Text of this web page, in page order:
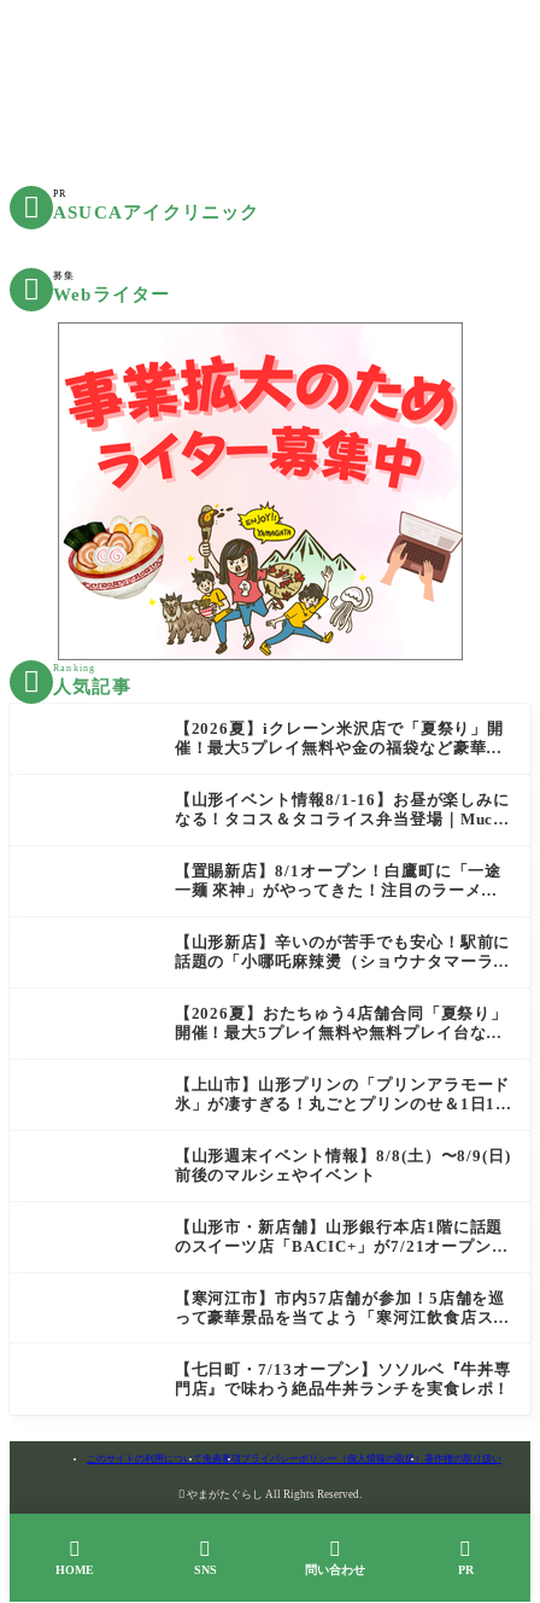
 PR
ASUCAアイクリニック
 募集
Webライター
 Ranking
人気記事
【2026夏】iクレーン米沢店で「夏祭り」開
催！最大5プレイ無料や金の福袋など豪華企
【山形イベント情報8/1-16】お昼が楽しみに
なる！タコス＆タコライス弁当登場｜Mucha
【置賜新店】8/1オープン！白鷹町に「一途
一麺 來神」がやってきた！注目のラーメン
【山形新店】辛いのが苦手でも安心！駅前に
話題の「小哪吒麻辣燙（ショウナタマーラー
【2026夏】おたちゅう4店舗合同「夏祭り」
開催！最大5プレイ無料や無料プレイ台など
田）
【上山市】山形プリンの「プリンアラモード
氷」が凄すぎる！丸ごとプリンのせ＆1日10
【山形週末イベント情報】8/8(土）〜8/9(日)
前後のマルシェやイベント
【山形市・新店舗】山形銀行本店1階に話題
のスイーツ店「BACIC+」が7/21オープン！
【寒河江市】市内57店舗が参加！5店舗を巡
って豪華景品を当てよう「寒河江飲食店スタ
【七日町・7/13オープン】ソソルベ『牛丼専
門店』で味わう絶品牛丼ランチを実食レポ！
このサイトの利用について免責事項プライバシーポリシー（個人情報の取扱） 著作権の取り扱い
 やまがたぐらし All Rights Reserved.

HOME

SNS

問い合わせ

PR